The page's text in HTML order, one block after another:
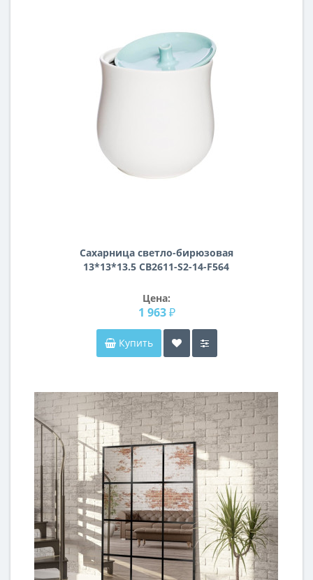
Сахарница светло-бирюзовая
13*13*13.5 CB2611-S2-14-F564
Цена:
1 963 ₽
Купить